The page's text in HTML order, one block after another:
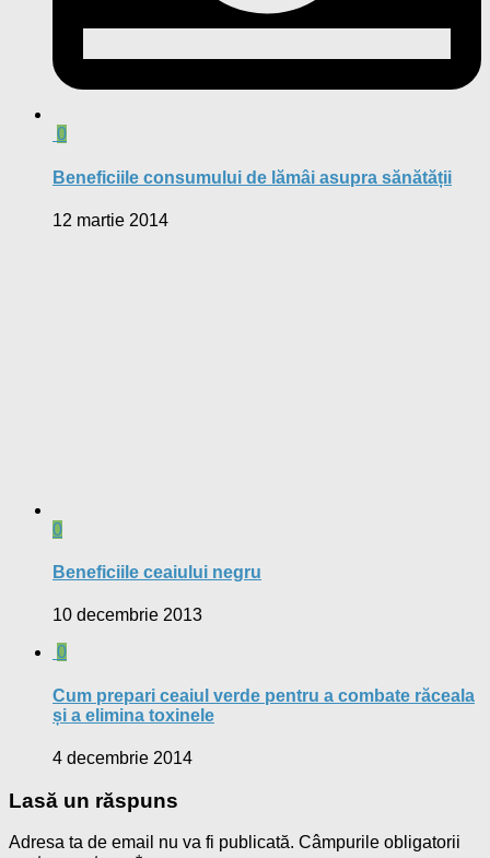
0
Beneficiile consumului de lămâi asupra sănătății
12 martie 2014
0
Beneficiile ceaiului negru
10 decembrie 2013
0
Cum prepari ceaiul verde pentru a combate răceala
și a elimina toxinele
4 decembrie 2014
Lasă un răspuns
Adresa ta de email nu va fi publicată. Câmpurile obligatorii